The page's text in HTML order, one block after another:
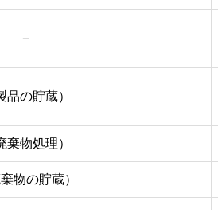
−
品の貯蔵）
棄物処理）
棄物の貯蔵）